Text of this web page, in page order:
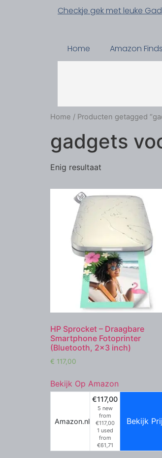
Checkje gek met leuke
Home Amazon Finds
Home / Producten getagged
gadgets
Enig resultaat
HP Sprocket – Draagbare
Smartphone Fotoprinter
(Bluetooth, 2×3 inch)
€ 117,00
Bekijk Op Amazon
Amazon.nl
€117,00
5 new
from
€117,00
1 used
from
€61,71
Bekijk